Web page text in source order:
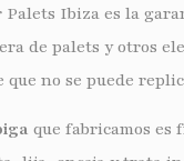
Palets Ibiza es la
de palets y otros
no se puede
que fabricamos es